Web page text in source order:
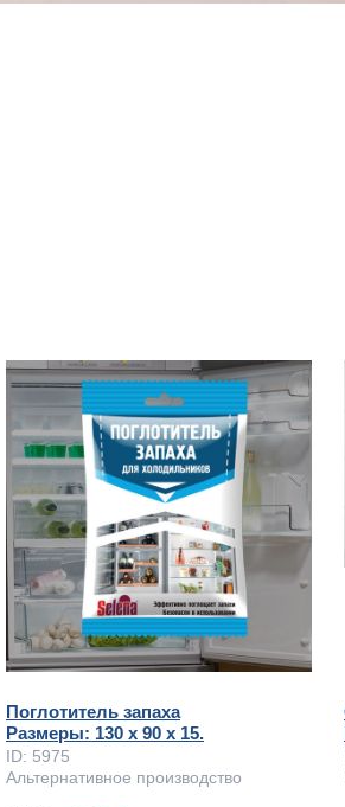
Поглотитель запаха
Размеры: 130 x 90 х 15.
ID: 5975
Альтернативное производство